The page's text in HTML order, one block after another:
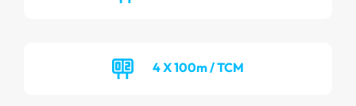
4 X 100m / TCM